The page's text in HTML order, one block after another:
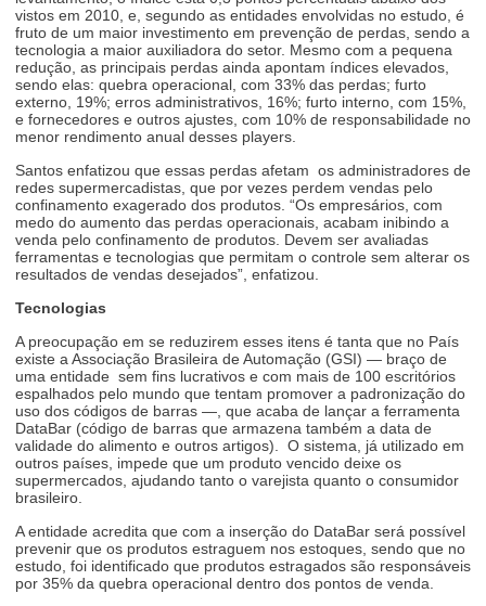
vistos em 2010, e, segundo as entidades envolvidas no estudo, é
fruto de um maior investimento em prevenção de perdas, sendo a
tecnologia a maior auxiliadora do setor. Mesmo com a pequena
redução, as principais perdas ainda apontam índices elevados,
sendo elas: quebra operacional, com 33% das perdas; furto
externo, 19%; erros administrativos, 16%; furto interno, com 15%,
e fornecedores e outros ajustes, com 10% de responsabilidade no
menor rendimento anual desses players.
Santos enfatizou que essas perdas afetam os administradores de
redes supermercadistas, que por vezes perdem vendas pelo
confinamento exagerado dos produtos. “Os empresários, com
medo do aumento das perdas operacionais, acabam inibindo a
venda pelo confinamento de produtos. Devem ser avaliadas
ferramentas e tecnologias que permitam o controle sem alterar os
resultados de vendas desejados”, enfatizou.
Tecnologias
A preocupação em se reduzirem esses itens é tanta que no País
existe a Associação Brasileira de Automação (GSI) — braço de
uma entidade sem fins lucrativos e com mais de 100 escritórios
espalhados pelo mundo que tentam promover a padronização do
uso dos códigos de barras —, que acaba de lançar a ferramenta
DataBar (código de barras que armazena também a data de
validade do alimento e outros artigos). O sistema, já utilizado em
outros países, impede que um produto vencido deixe os
supermercados, ajudando tanto o varejista quanto o consumidor
brasileiro.
A entidade acredita que com a inserção do DataBar será possível
prevenir que os produtos estraguem nos estoques, sendo que no
estudo, foi identificado que produtos estragados são responsáveis
por 35% da quebra operacional dentro dos pontos de venda.